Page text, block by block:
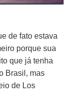
de fato estava
porque sua
que já tenha
Brasil, mas
de Los